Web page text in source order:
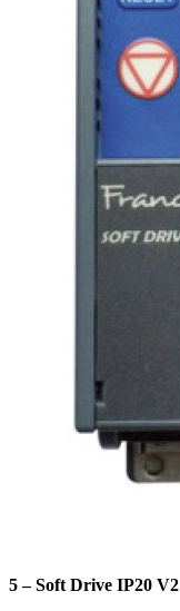
5 – Soft Drive IP20 V2